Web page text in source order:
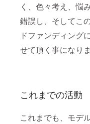
く、色々考え、悩
錯誤し、そしてこ
ドファンディング
せて頂く事になりま
これまでの活動
これまでも、モデ